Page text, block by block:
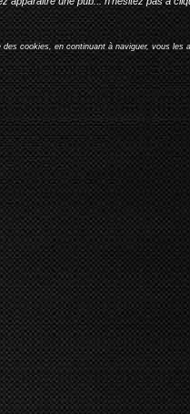
des cookies, en continuant à naviguer, vous les